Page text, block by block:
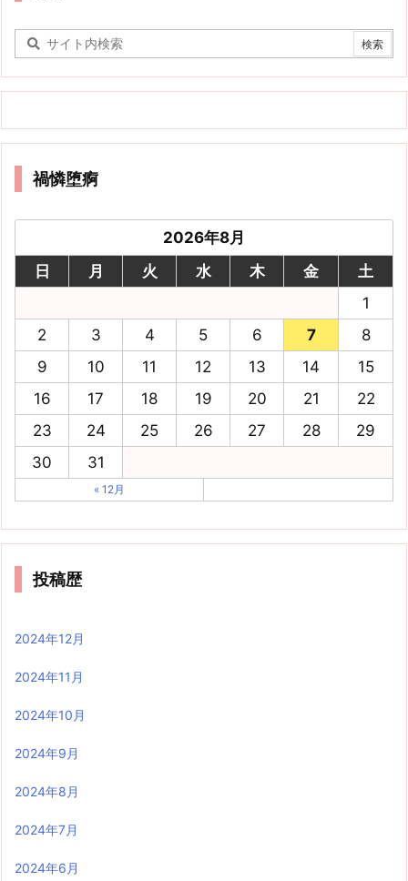
禍憐堕痾
2026年8月
日
月 火 水 木 金
土
1
2
3 4 5 6 7
8
9
10 11 12 13 14
15
16
17 18 19 20 21
22
23
24 25 26 27 28
29
30
31
« 12月
投稿歴
2024年12月
2024年11月
2024年10月
2024年9月
2024年8月
2024年7月
2024年6月